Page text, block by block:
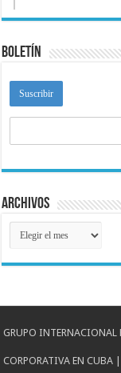
Boletín
Archivos
Archivos
GRUPO INTERNACIONAL
CORPORATIVA EN